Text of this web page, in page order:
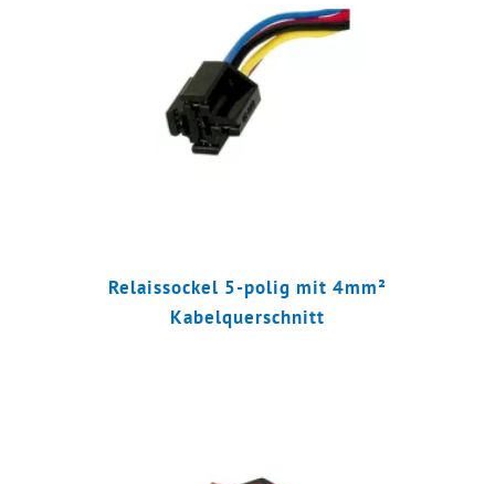
Relaissockel 5-polig mit 4mm²
Kabelquerschnitt